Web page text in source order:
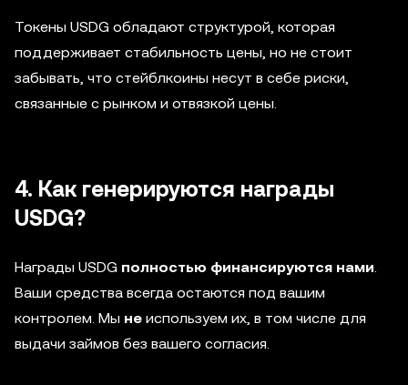
Токены USDG обладают структурой, которая
поддерживает стабильность цены, но не стоит
забывать, что стейблкоины несут в себе риски,
связанные с рынком и отвязкой цены.
4. Как генерируются награды
USDG?
Награды USDG полностью финансируются нами.
Ваши средства всегда остаются под вашим
контролем. Мы не используем их, в том числе для
выдачи займов без вашего согласия.